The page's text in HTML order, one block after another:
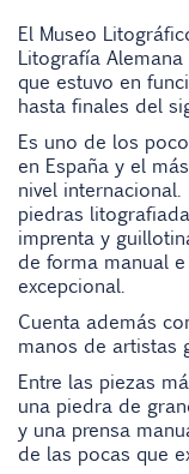
El Museo
Litografía
que estuvo en
hasta finales del
Es uno de los
en España y el
nivel
piedras
imprenta y
de forma manual
excepcional.
Cuenta además
manos de artistas
Entre las piezas
una piedra de
y una prensa
de las pocas que